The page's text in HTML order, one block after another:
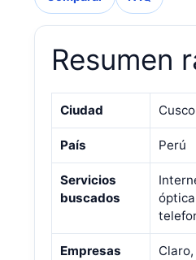
Resumen
Ciudad Cusco
País Perú
Servicios
buscados
Empresas